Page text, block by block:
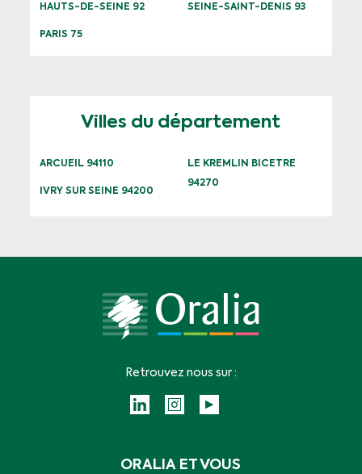
HAUTS-DE-SEINE 92
PARIS 75
SEINE-SAINT-DENIS 93
Villes du département
ARCUEIL 94110
IVRY SUR SEINE 94200
LE KREMLIN BICETRE
94270
ORALIA ET VOUS
Retrouvez nous sur :